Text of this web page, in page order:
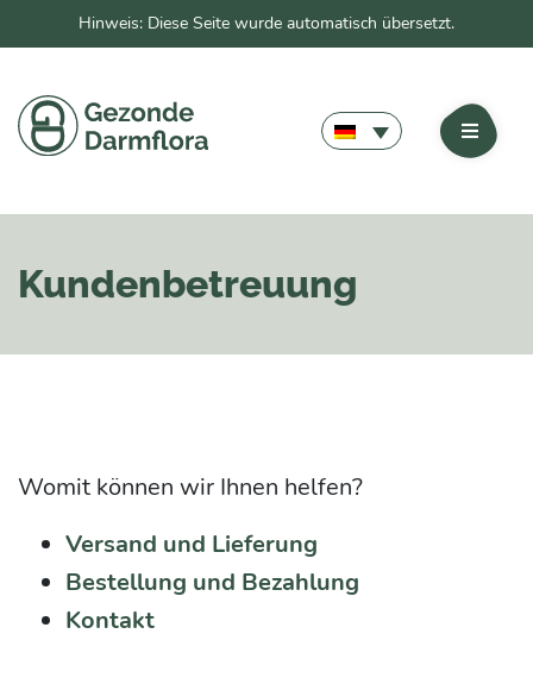
Hinweis: Diese Seite wurde automatisch übersetzt.
Kundenbetreuung
Womit können wir Ihnen helfen?
Versand und Lieferung
Bestellung und Bezahlung
Kontakt